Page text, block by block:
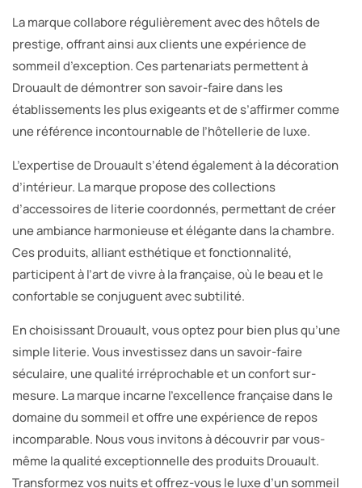
La marque collabore régulièrement avec des hôtels de
prestige, offrant ainsi aux clients une expérience de
sommeil d’exception. Ces partenariats permettent à
Drouault de démontrer son savoir-faire dans les
établissements les plus exigeants et de s’affirmer comme
une référence incontournable de l’hôtellerie de luxe.
L’expertise de Drouault s’étend également à la décoration
d’intérieur. La marque propose des collections
d’accessoires de literie coordonnés, permettant de créer
une ambiance harmonieuse et élégante dans la chambre.
Ces produits, alliant esthétique et fonctionnalité,
participent à l’art de vivre à la française, où le beau et le
confortable se conjuguent avec subtilité.
En choisissant Drouault, vous optez pour bien plus qu’une
simple literie. Vous investissez dans un savoir-faire
séculaire, une qualité irréprochable et un confort sur-
mesure. La marque incarne l’excellence française dans le
domaine du sommeil et offre une expérience de repos
incomparable. Nous vous invitons à découvrir par vous-
même la qualité exceptionnelle des produits Drouault.
Transformez vos nuits et offrez-vous le luxe d’un sommeil